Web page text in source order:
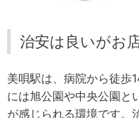
治安は良いがお
美唄駅は、病院から徒歩
には旭公園や中央公園と
が感じられる環境です。